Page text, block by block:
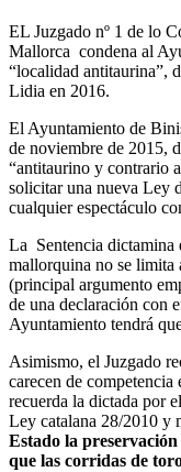
EL Juzgado nº 1 de lo
Mallorca condena al
“localidad antitaurina”,
Lidia en 2016.
El Ayuntamiento de
de noviembre de 2015,
“antitaurino y contrario
solicitar una nueva Ley
cualquier espectáculo
La Sentencia dictamina
mallorquina no se limita
(principal argumento
de una declaración con
Ayuntamiento tendrá
Asimismo, el Juzgado
carecen de competencia
recuerda la dictada por
Ley catalana 28/2010 y
Estado la
que las corridas de